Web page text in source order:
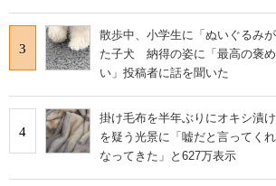
3
散歩中、小学生に「ぬいぐるみ
た子犬 納得の姿に「最高の褒
い」投稿者に話を聞いた
4
掛け毛布を半年ぶりにオキシ
を疑う光景に「嘘だと言ってく
なってきた」と627万表示